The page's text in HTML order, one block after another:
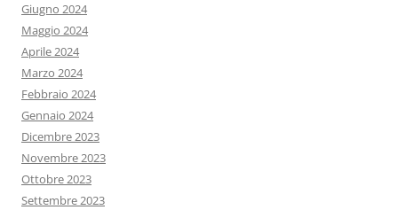
Giugno 2024
Maggio 2024
Aprile 2024
Marzo 2024
Febbraio 2024
Gennaio 2024
Dicembre 2023
Novembre 2023
Ottobre 2023
Settembre 2023